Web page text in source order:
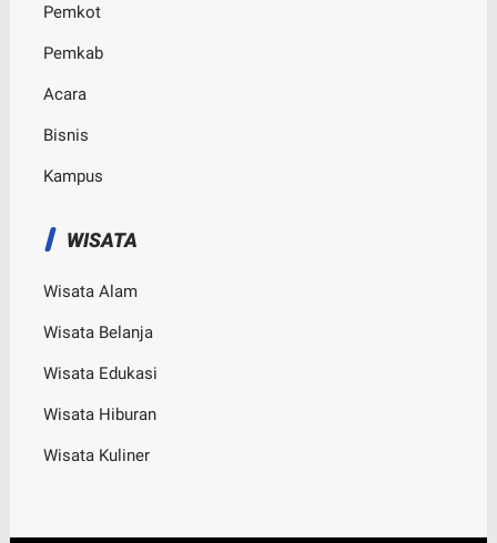
Pemkot
Pemkab
Acara
Bisnis
Kampus
WISATA
Wisata Alam
Wisata Belanja
Wisata Edukasi
Wisata Hiburan
Wisata Kuliner